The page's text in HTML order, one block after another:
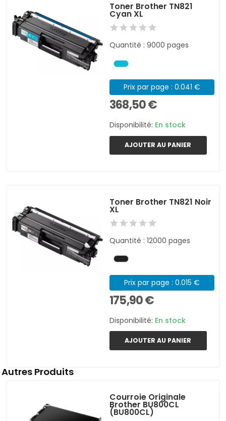
Toner Brother TN821
Cyan XL
Quantité : 9000 pages
Prix par page : 0.041 €
368,50 €
Disponibilité: En stock
AJOUTER AU PANIER
Toner Brother TN821 Noir
XL
Quantité : 12000 pages
Prix par page : 0.015 €
175,90 €
Disponibilité: En stock
AJOUTER AU PANIER
Autres Produits
Courroie Originale
Brother BU800CL
(BU800CL)